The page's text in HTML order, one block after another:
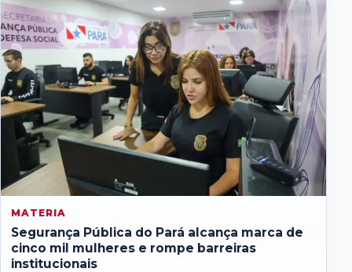
MATERIA
Segurança Pública do Pará alcança marca de
cinco mil mulheres e rompe barreiras
institucionais